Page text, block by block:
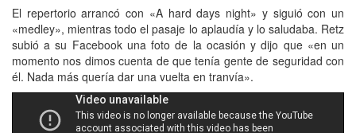
El repertorio arrancó con «A hard days night» y siguió con un
«medley», mientras todo el pasaje lo aplaudía y lo saludaba. Retz
subió a su Facebook una foto de la ocasión y dijo que «en un
momento nos dimos cuenta de que tenía gente de seguridad con
él. Nada más quería dar una vuelta en tranvía».